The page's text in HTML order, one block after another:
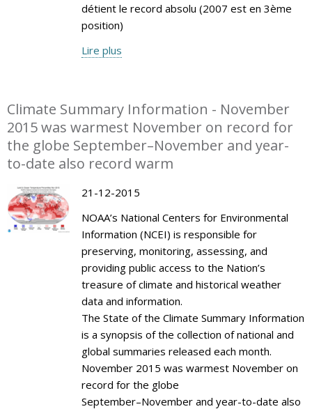
détient le record absolu (2007 est en 3ème
position)
Lire plus
Climate Summary Information - November
2015 was warmest November on record for
the globe September–November and year-
to-date also record warm
21-12-2015
NOAA’s National Centers for Environmental
Information (NCEI) is responsible for
preserving, monitoring, assessing, and
providing public access to the Nation’s
treasure of climate and historical weather
data and information.
The State of the Climate Summary Information
is a synopsis of the collection of national and
global summaries released each month.
November 2015 was warmest November on
record for the globe
September–November and year-to-date also